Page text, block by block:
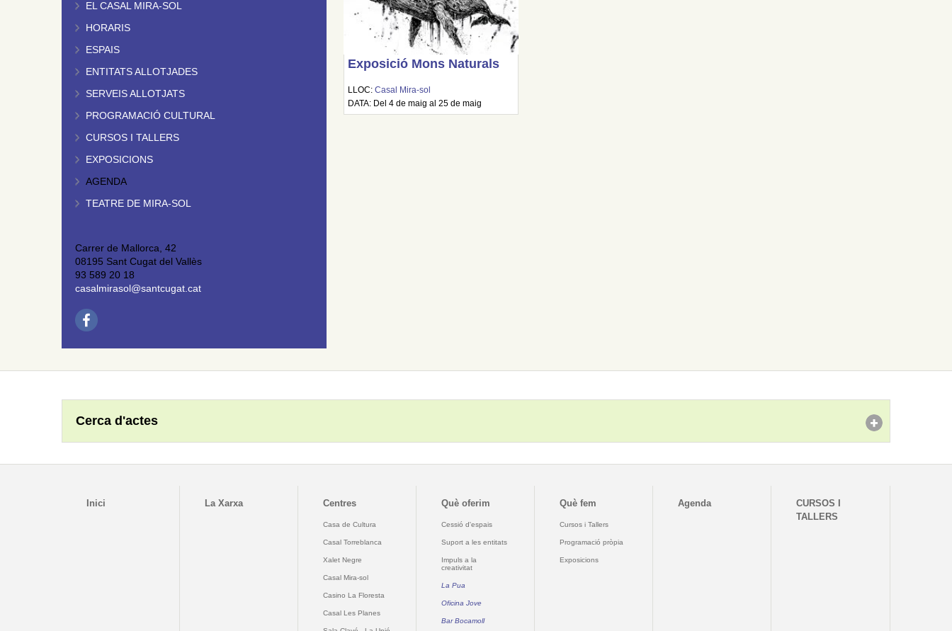
EL CASAL MIRA-SOL
HORARIS
ESPAIS
ENTITATS ALLOTJADES
SERVEIS ALLOTJATS
PROGRAMACIÓ CULTURAL
CURSOS I TALLERS
EXPOSICIONS
AGENDA
TEATRE DE MIRA-SOL
Carrer de Mallorca, 42
08195 Sant Cugat del Vallès
93 589 20 18
casalmirasol@santcugat.cat
Exposició Mons Naturals
LLOC: Casal Mira-sol
DATA: Del 4 de maig al 25 de maig
Cerca d'actes
Inici La Xarxa Centres
Casa de Cultura
Casal Torreblanca
Xalet Negre
Casal Mira-sol
Casino La Floresta
Casal Les Planes
Què oferim
Cessió d'espais
Suport a les entitats
Impuls a la
creativitat
La Pua
Oficina Jove
Bar Bocamoll
Què fem
Cursos i Tallers
Programació pròpia
Exposicions
Agenda
CURSOS I
TALLERS